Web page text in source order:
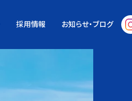
採用情報 お知らせ・ブログ